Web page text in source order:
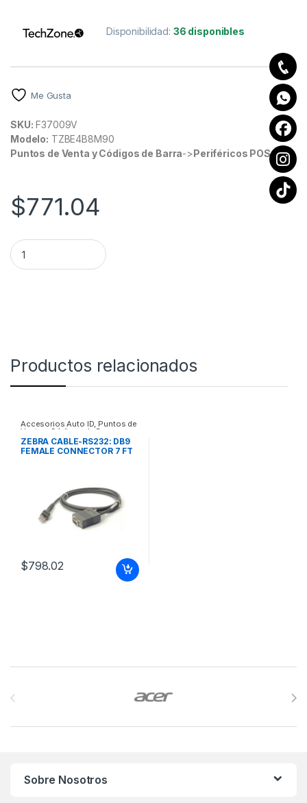
Disponibilidad: 36 disponibles
Me Gusta
SKU: F37009V
Modelo: TZBE4B8M90
Puntos de Venta y Códigos de Barra->Periféricos POS
$771.04
CAJON DE DINERO ACERO 4 BILLE/8 MONE 3 TIPOS DE
Productos relacionados
Accesorios Auto ID, Puntos de
Venta y Códigos de Barra
ZEBRA CABLE-RS232: DB9
FEMALE CONNECTOR 7 FT
$798.02
Sobre Nosotros